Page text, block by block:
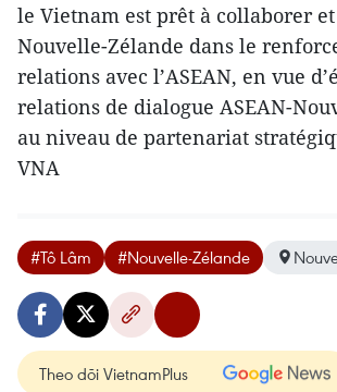
le Vietnam est prêt à collaborer
Nouvelle-Zélande dans le
relations avec l’ASEAN, en vue
relations de dialogue ASEAN-
au niveau de partenariat
VNA
#Tô Lâm #Nouvelle-Zélande
Theo dõi VietnamPlus